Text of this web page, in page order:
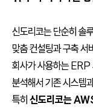
신도리코는 단순히 솔
맞춤 컨설팅과 구축 서
회사가 사용하는 ERP
분석해서 기존 시스템
특히신도리코는